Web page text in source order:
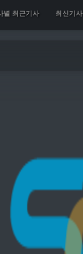
별 최근기사 최신기사